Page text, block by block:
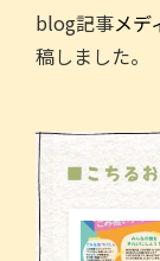
c
e
b
o
o
k
er
blog記事メ
稿しました。
■こちる